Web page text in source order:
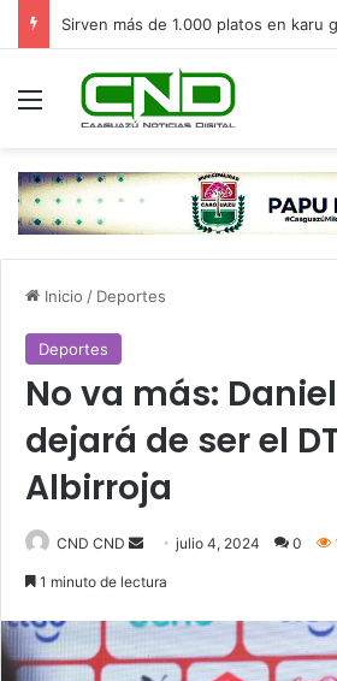
Menú
Inicio / Deportes
Deportes
No va más:
dejará de ser el
Albirroja
CND CND
Sendjulio 4, 2024 0
1 minuto de lectura